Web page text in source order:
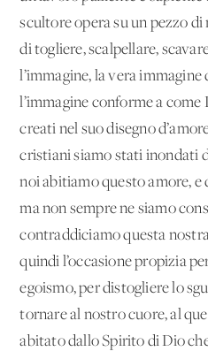
scultore opera su un pezzo
di togliere, scalpellare,
l’immagine, la vera
l’immagine conforme a
creati nel suo disegno
cristiani siamo stati inondati
noi abitiamo questo amore, e
ma non sempre ne siamo
contraddiciamo questa
quindi l’occasione propizia
egoismo, per distogliere lo
tornare al nostro cuore, al
abitato dallo Spirito di Dio